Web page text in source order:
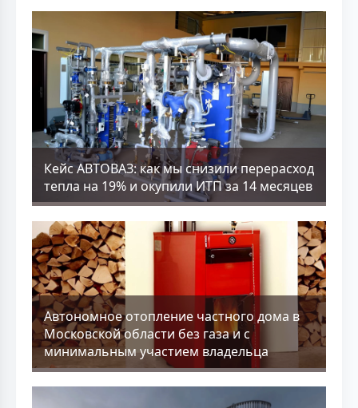
Кейс АВТОВАЗ: как мы снизили перерасход
тепла на 19% и окупили ИТП за 14 месяцев
Aвтономное отопление частного дома в
Московской области без газа и с
минимальным участием владельца